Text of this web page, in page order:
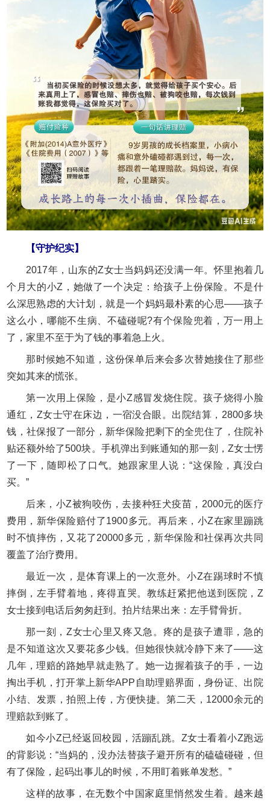
【守护纪实】
2017年，山东的Z女士当妈妈还没满一年。怀里抱着几
个月大的小Z，她做了一个决定：给孩子上份保险。不是什
么深思熟虑的大计划，就是一个妈妈最朴素的心思——孩子
这么小，哪能不生病、不磕碰呢?有个保险兜着，万一用上
了，家里不至于为了钱的事着急上火。
那时候她不知道，这份保单后来会多次替她接住了那些
突如其来的慌张。
第一次用上保险，是小Z感冒发烧住院。孩子烧得小脸
通红，Z女士守在床边，一宿没合眼。出院结算，2800多块
钱，社保报了一部分，新华保险把剩下的全兜住了，住院补
贴还额外给了500块。手机弹出到账通知的那一刻，Z女士愣
了一下，随即松了口气。她跟家里人说：“这保险，真没白
买。”
后来，小Z被狗咬伤，去接种狂犬疫苗，2000元的医疗
费用，新华保险赔付了1900多元。再后来，小Z在家里蹦跳
时不慎摔伤，又花了20000多元，新华保险和社保再次共同
覆盖了治疗费用。
最近一次，是体育课上的一次意外。小Z在踢球时不慎
摔倒，左手臂着地，疼得直哭。教练赶紧把他送到医院，Z
女士接到电话后匆匆赶到。拍片结果出来：左手臂骨折。
那一刻，Z女士心里又疼又急。疼的是孩子遭罪，急的
是不知道这次又要花多少钱。但她很快就冷静下来了——这
几年，理赔的路她早就走熟了。她一边握着孩子的手，一边
掏出手机，打开掌上新华APP自助理赔界面，身份证、出院
小结、发票，拍照上传，方便快捷。第二天，12000余元的
理赔款到账了。
如今小Z已经返回校园，活蹦乱跳。Z女士看着小Z跑远
的背影说：“当妈的，没办法替孩子避开所有的磕磕碰碰，但
有了保险，起码出事儿的时候，不用盯着账单发愁。”
这样的故事，在无数个中国家庭里悄然发生着。越来越